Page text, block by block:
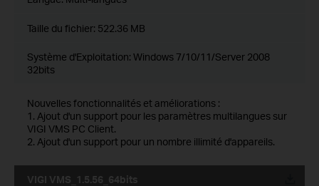
Taille du fichier: 522.36 MB
Système d'Exploitation: Windows 7/10/11/Server 2008
32bits
Nouvelles fonctionnalités et améliorations :
1. Ajout d'un support pour les paramètres multilangues sur
VIGI VMS PC Client.
2. Ajout d'un support pour un nombre illimité d'appareils.
VIGI VMS_1.5.56_64bits